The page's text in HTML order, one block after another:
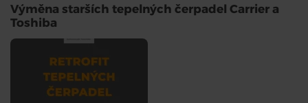
Výměna starších tepelných čerpadel Carrier a
Toshiba